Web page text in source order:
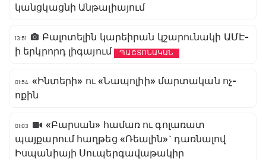
կանցկացնի Անթալիայում
13:51
Բալոտելին կարեիրան կշարունակի ԱՄԷ-
ի երկրորդ լիգայում
ՊԱՇՏՈՆԱԿԱՆ
01:54 «Ինտերի» ու «Նապոլիի» մարտական ոչ-
ոքին
01:03
«Բարսան» համառ ու գոլառատ
պայքարում հաղթեց «Ռեալին»` դառնալով
Իսպանիայի Սուպերգավաթակիր